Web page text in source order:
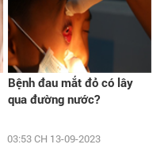
Bệnh đau mắt đỏ có lây
qua đường nước?
03:53 CH 13-09-2023